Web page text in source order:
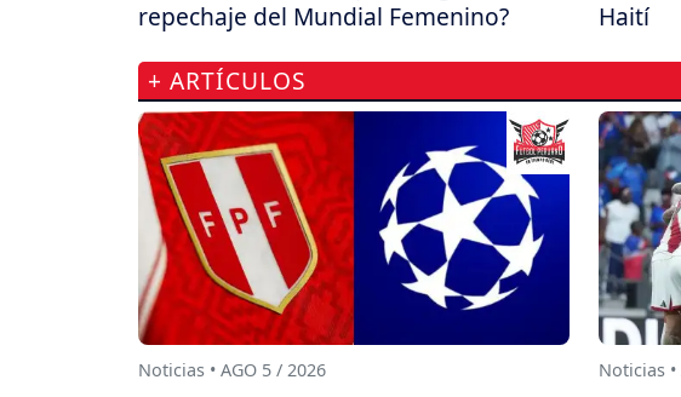
repechaje del Mundial Femenino?
Haití
+ ARTÍCULOS
Noticias • AGO 5 / 2026 Noticias